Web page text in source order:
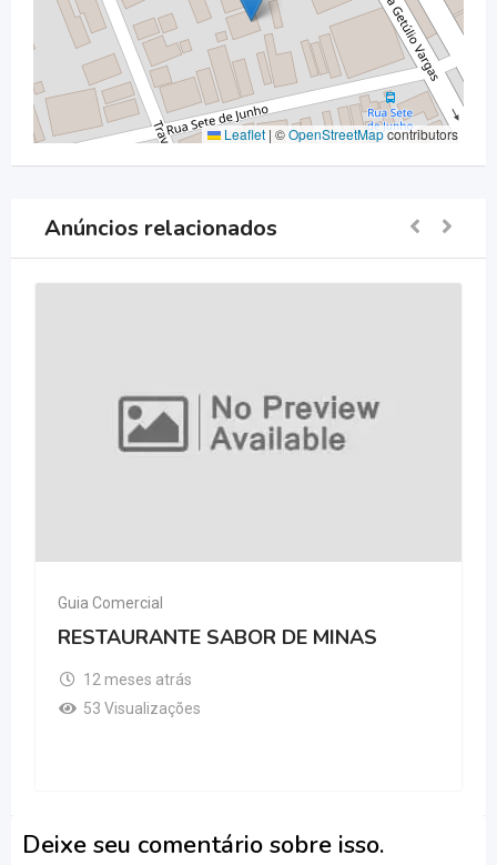
Leaflet | ©OpenStreetMapcontributors
Anúncios relacionados
Guia Comercial
RESTAURANTE SABOR DE MINAS
12 meses atrás
53 Visualizações
Deixe seu comentário sobre isso.